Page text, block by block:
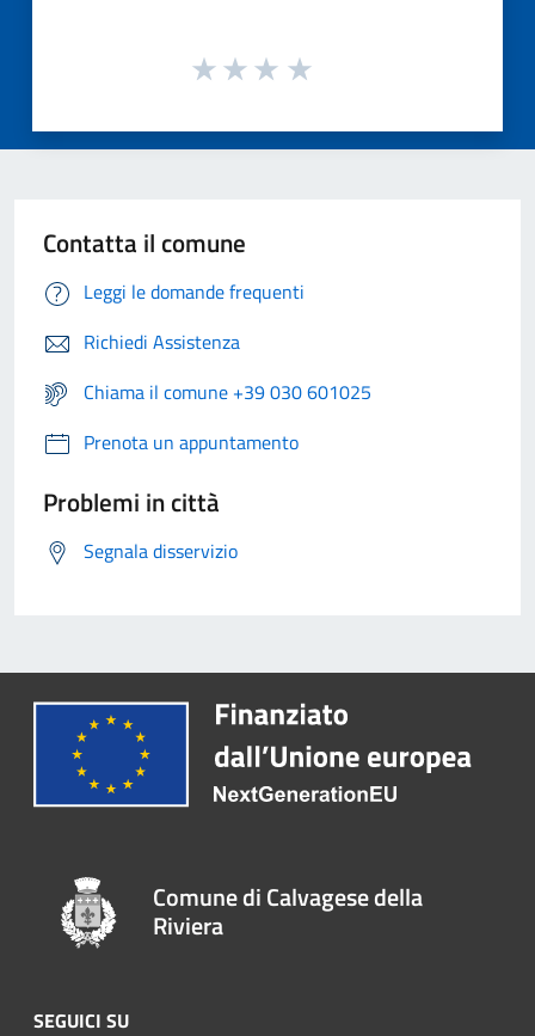
Contatta il comune
Leggi le domande frequenti
Richiedi Assistenza
Chiama il comune +39 030 601025
Prenota un appuntamento
Problemi in città
Segnala disservizio
Comune di Calvagese della
Riviera
SEGUICI SU